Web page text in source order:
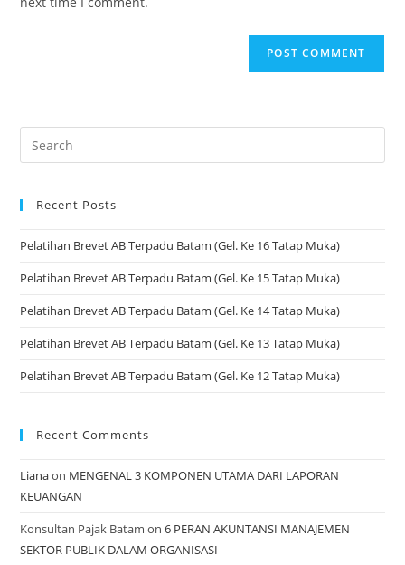
Recent Posts
Pelatihan Brevet AB Terpadu Batam (Gel. Ke 16 Tatap Muka)
Pelatihan Brevet AB Terpadu Batam (Gel. Ke 15 Tatap Muka)
Pelatihan Brevet AB Terpadu Batam (Gel. Ke 14 Tatap Muka)
Pelatihan Brevet AB Terpadu Batam (Gel. Ke 13 Tatap Muka)
Pelatihan Brevet AB Terpadu Batam (Gel. Ke 12 Tatap Muka)
Recent Comments
Lianaon MENGENAL 3 KOMPONEN UTAMA DARI LAPORAN
KEUANGAN
Konsultan Pajak Batam on6 PERAN AKUNTANSI MANAJEMEN
SEKTOR PUBLIK DALAM ORGANISASI